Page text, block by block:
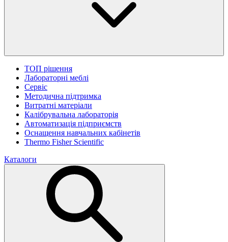
ТОП рішення
Лабораторні меблі
Сервіс
Методична підтримка
Витратні матеріали
Калібрувальна лабораторія
Автоматизація підприємств
Оснащення навчальних кабінетів
Thermo Fisher Scientific
Каталоги